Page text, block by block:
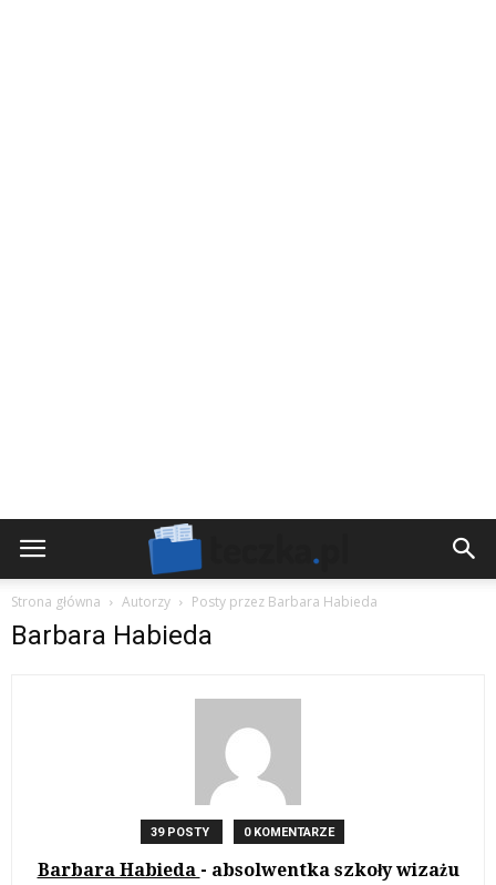
Strona główna Autorzy Posty przez Barbara Habieda
Barbara Habieda
39 POSTY 0 KOMENTARZE
Barbara Habieda - absolwentka szkoły wizażu